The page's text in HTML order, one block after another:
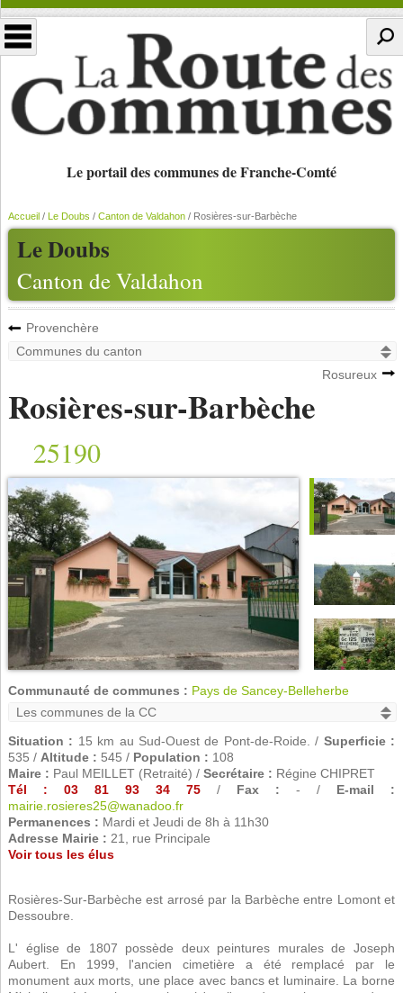
Le portail des communes de Franche-Comté
Le Doubs
Canton de Valdahon
Accueil/ Le Doubs / Canton de Valdahon/ Rosières-sur-Barbèche
Provenchère
Rosureux
Rosières-sur-Barbèche
25190
Communauté de communes : Pays de Sancey-Belleherbe
Situation : 15 km au Sud-Ouest de Pont-de-Roide. / Superficie :
535 / Altitude : 545 / Population : 108
Maire : Paul MEILLET (Retraité) / Secrétaire : Régine CHIPRET
Tél : 03 81 93 34 75 / Fax : - / E-mail :
mairie.rosieres25@wanadoo.fr
Permanences : Mardi et Jeudi de 8h à 11h30
Adresse Mairie : 21, rue Principale
Voir tous les élus
Rosières-Sur-Barbèche est arrosé par la Barbèche entre Lomont et
Dessoubre.
L' église de 1807 possède deux peintures murales de Joseph
Aubert. En 1999, l'ancien cimetière a été remplacé par le
monument aux morts, une place avec bancs et luminaire. La borne